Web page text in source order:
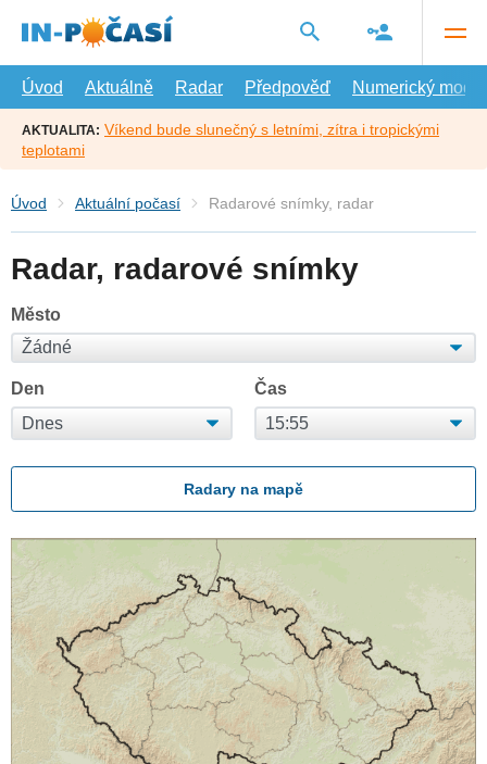
hlavní
Úvod
Aktuálně Radar Předpověď Numerický model
AKTUALITA: Víkend bude slunečný s letními, zítra i tropickými
teplotami
Úvod Aktuální počasí Radarové snímky, radar
Radar, radarové snímky
Město
Den Čas
Radary na mapě